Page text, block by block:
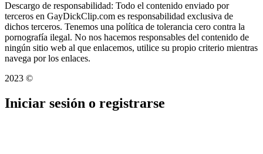
Descargo de responsabilidad: Todo el contenido enviado por
terceros en GayDickClip.com es responsabilidad exclusiva de
dichos terceros. Tenemos una política de tolerancia cero contra la
pornografía ilegal. No nos hacemos responsables del contenido de
ningún sitio web al que enlacemos, utilice su propio criterio mientras
navega por los enlaces.
2023 ©
Iniciar sesión o registrarse